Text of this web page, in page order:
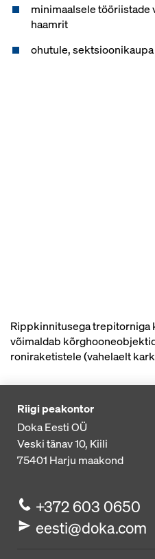
minimaalsele tööriistade
haamrit
ohutule,
Rippkinnitusega
võimaldab
roniraketistele (vahelaelt
Riigi peakontor
Doka Eesti OÜ
Veski tänav 10, Kiili
75401 Harju maakond
+372 603 0650
eesti@doka.com